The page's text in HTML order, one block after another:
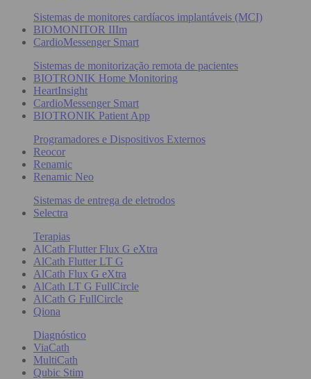
Sistemas de monitores cardíacos implantáveis (MCI)
BIOMONITOR IIIm
CardioMessenger Smart
Sistemas de monitorização remota de pacientes
BIOTRONIK Home Monitoring
HeartInsight
CardioMessenger Smart
BIOTRONIK Patient App
Programadores e Dispositivos Externos
Reocor
Renamic
Renamic Neo
Sistemas de entrega de eletrodos
Selectra
Terapias
AlCath Flutter Flux G eXtra
AlCath Flutter LT G
AlCath Flux G eXtra
AlCath LT G FullCircle
AlCath G FullCircle
Qiona
Diagnóstico
ViaCath
MultiCath
Qubic Stim